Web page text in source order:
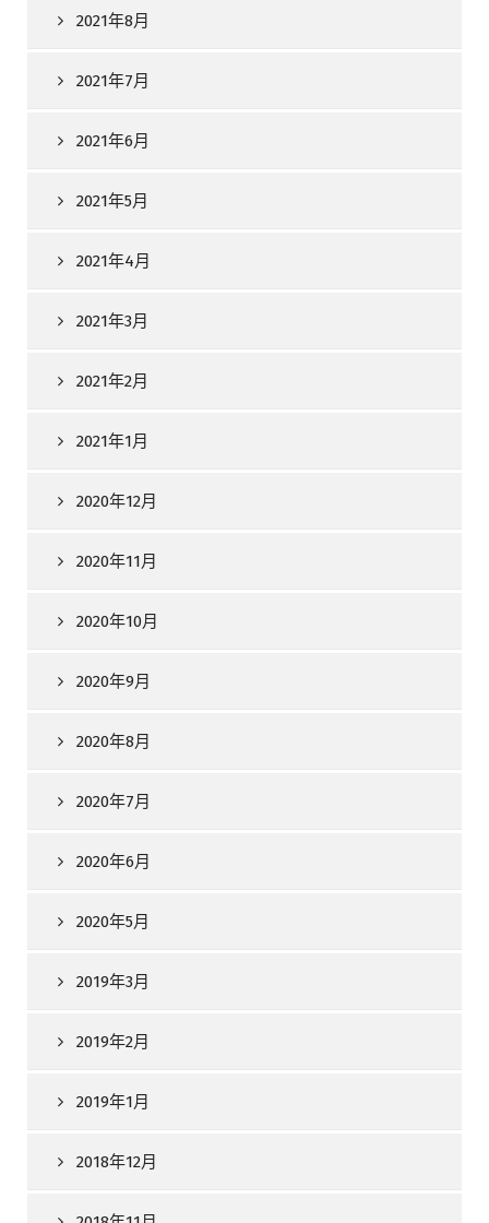
2021年8月
2021年7月
2021年6月
2021年5月
2021年4月
2021年3月
2021年2月
2021年1月
2020年12月
2020年11月
2020年10月
2020年9月
2020年8月
2020年7月
2020年6月
2020年5月
2019年3月
2019年2月
2019年1月
2018年12月